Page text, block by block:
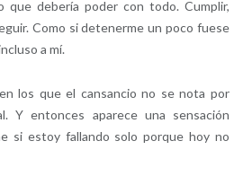
que debería poder con todo. Cumplir,
Como si detenerme un poco fuese
a mí.
los que el cansancio no se nota por
Y entonces aparece una sensación
si estoy fallando solo porque hoy no